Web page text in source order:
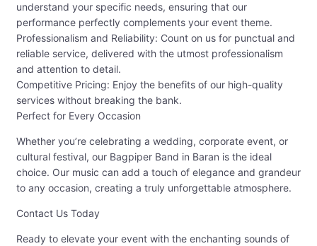
understand your specific needs, ensuring that our
performance perfectly complements your event theme.
Professionalism and Reliability: Count on us for punctual and
reliable service, delivered with the utmost professionalism
and attention to detail.
Competitive Pricing: Enjoy the benefits of our high-quality
services without breaking the bank.
Perfect for Every Occasion
Whether you’re celebrating a wedding, corporate event, or
cultural festival, our Bagpiper Band in Baran is the ideal
choice. Our music can add a touch of elegance and grandeur
to any occasion, creating a truly unforgettable atmosphere.
Contact Us Today
Ready to elevate your event with the enchanting sounds of